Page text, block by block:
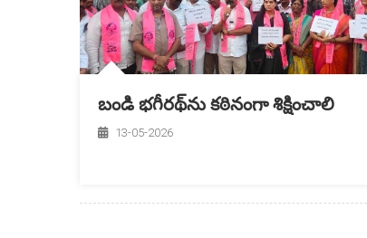
బండి భగీరథ్‌ను కఠినంగా శిక్షించాలి
13-05-2026